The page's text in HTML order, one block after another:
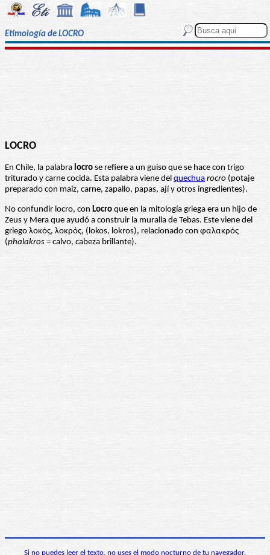
Etimología de LOCRO
LOCRO
En Chile, la palabra locro se refiere a un guiso que se hace con trigo
triturado y carne cocida. Esta palabra viene del quechua rocro (potaje
preparado con maíz, carne, zapallo, papas, ají y otros ingredientes).
No confundir locro, con Locro que en la mitología griega era un hijo de
Zeus y Mera que ayudó a construir la muralla de Tebas. Este viene del
griego λοκός, λοκρός, (lokos, lokros), relacionado con φαλακρός
(phalakros = calvo, cabeza brillante).
Si no puedes leer el texto, no uses el modo nocturno de tu navegador.